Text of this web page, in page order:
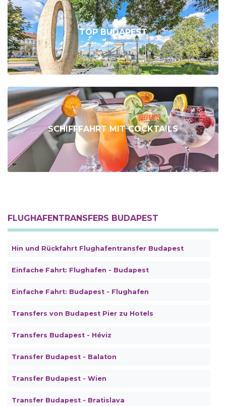
TOP BUDAPEST
SCHIFFFAHRT MIT COCKTAILS
FLUGHAFENTRANSFERS BUDAPEST
Hin und Rückfahrt Flughafentransfer Budapest
Einfache Fahrt: Flughafen - Budapest
Einfache Fahrt: Budapest - Flughafen
Transfers von Budapest Pier zu Hotels
Transfers Budapest - Héviz
Transfer Budapest - Balaton
Transfer Budapest - Wien
Transfer Budapest - Bratislava